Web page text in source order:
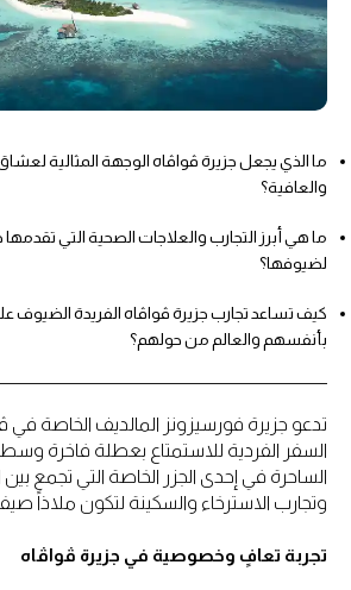
ما الذي يجعل جزيرة ڤواڤاه الوجهة المثالية
والعافية؟
ما هي أبرز التجارب والعلاجات الصحية التي تقدمها
لضيوفها؟
كيف تساعد تجارب جزيرة ڤواڤاه الفريدة الضيوف
بأنفسهم والعالم من حولهم؟
تدعو جزيرة فورسيزونز المالديف الخاصة في
السفر الفردية للاستمتاع بعطلة فاخرة وسط
الساحرة في إحدى الجزر الخاصة التي تجمع بين
وتجارب الاسترخاء والسكينة لتكون ملاذاً
تجربة تعافٍ وخصوصية في جزيرة ڤواڤاه